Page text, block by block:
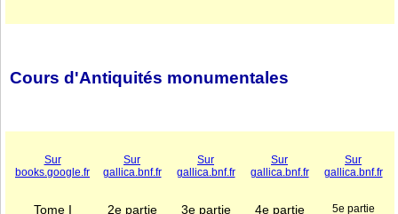
Cours d'Antiquités monumentales
Sur
books.google.fr
Sur
gallica.bnf.fr
Sur
gallica.bnf.fr
Sur
gallica.bnf.fr
Sur
gallica.bnf.fr
Tome I 2e partie 3e partie 4e partie 5e partie